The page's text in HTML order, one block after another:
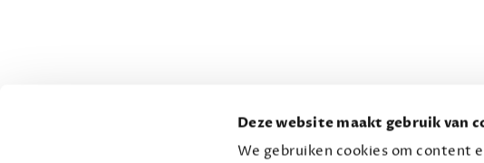
Deze website maakt gebruik van
We gebruiken cookies om content